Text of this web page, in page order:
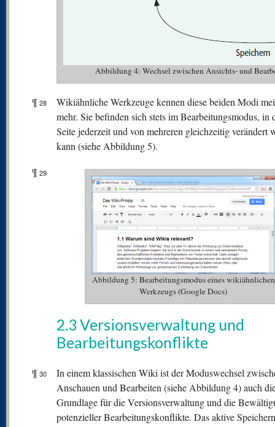
Abbildung 4: Wechsel zwischen Ansichts- und
¶ 28
Wikiähnliche Werkzeuge kennen diese beiden Modi
mehr. Sie befinden sich stets im Bearbeitungsmodus, in
Seite jederzeit und von mehreren gleichzeitig verändert
kann (siehe Abbildung 5).
¶ 29
Abbildung 5: Bearbeitungsmodus eines wikiähnlichen
Werkzeugs (Google Docs)
2.3 Versionsverwaltung und
Bearbeitungskonflikte
¶ 30
In einem klassischen Wiki ist der Moduswechsel
Anschauen und Bearbeiten (siehe Abbildung 4) auch
Grundlage für die Versionsverwaltung und die
potenzieller Bearbeitungskonflikte. Das aktive